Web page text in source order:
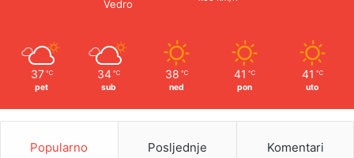
Vedro
37 ℃
pet
34 ℃
sub
38 ℃
ned
41 ℃
pon
41 ℃
uto
Popularno Posljednje Komentari